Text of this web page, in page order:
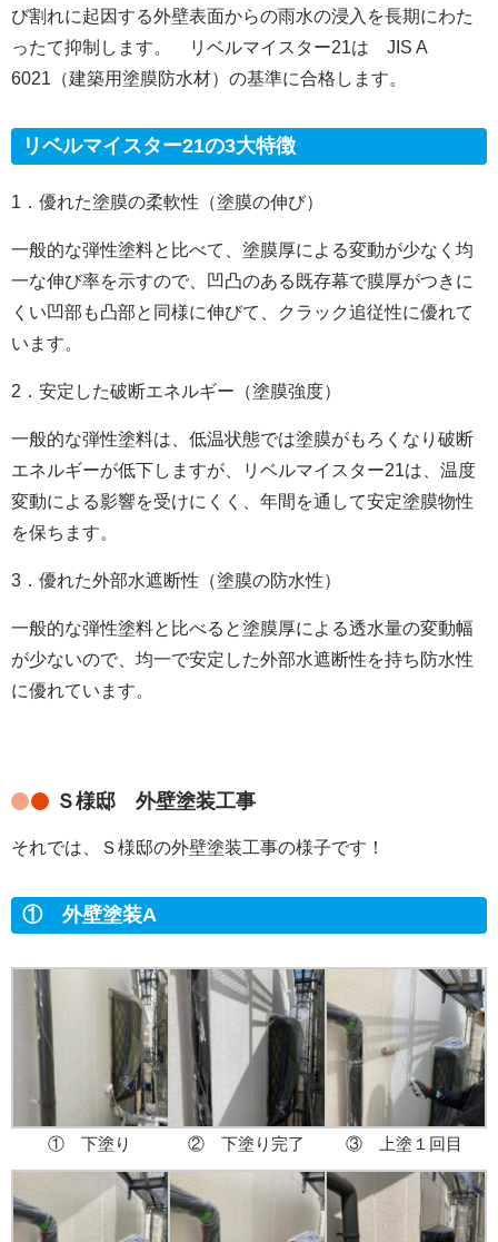
び割れに起因する外壁表面からの雨水の浸入を長期にわた
ったて抑制します。 リベルマイスター21は JIS A
6021（建築用塗膜防水材）の基準に合格します。
リベルマイスター21の3大特徴
1．優れた塗膜の柔軟性（塗膜の伸び）
一般的な弾性塗料と比べて、塗膜厚による変動が少なく均
一な伸び率を示すので、凹凸のある既存幕で膜厚がつきに
くい凹部も凸部と同様に伸びて、クラック追従性に優れて
います。
2．安定した破断エネルギー（塗膜強度）
一般的な弾性塗料は、低温状態では塗膜がもろくなり破断
エネルギーが低下しますが、リベルマイスター21は、温度
変動による影響を受けにくく、年間を通して安定塗膜物性
を保ちます。
3．優れた外部水遮断性（塗膜の防水性）
一般的な弾性塗料と比べると塗膜厚による透水量の変動幅
が少ないので、均一で安定した外部水遮断性を持ち防水性
に優れています。
Ｓ様邸 外壁塗装工事
それでは、Ｓ様邸の外壁塗装工事の様子です！
① 外壁塗装A
① 下塗り ② 下塗り完了 ③ 上塗１回目